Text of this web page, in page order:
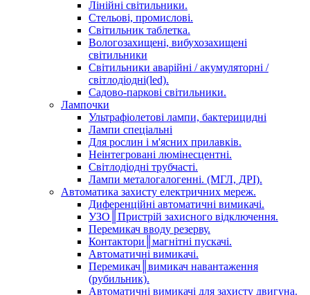
Лінійні світильники.
Стельові, промислові.
Світильник таблетка.
Вологозахищені, вибухозахищені
світильники
Світильники аварійні / акумуляторні /
світлодіодні(led).
Садово-паркові світильники.
Лампочки
Ультрафіолетові лампи, бактерицидні
Лампи спеціальні
Для рослин і м'ясних прилавків.
Неінтегровані люмінесцентні.
Світлодіодні трубчасті.
Лампи металогалогенні. (МГЛ, ДРІ).
Автоматика захисту електричних мереж.
Диференційні автоматичні вимикачі.
УЗО║Пристрій захисного відключення.
Перемикач вводу резерву.
Контактори║магнітні пускачі.
Автоматичні вимикачі.
Перемикач║вимикач навантаження
(рубильник).
Автоматичні вимикачі для захисту двигуна.